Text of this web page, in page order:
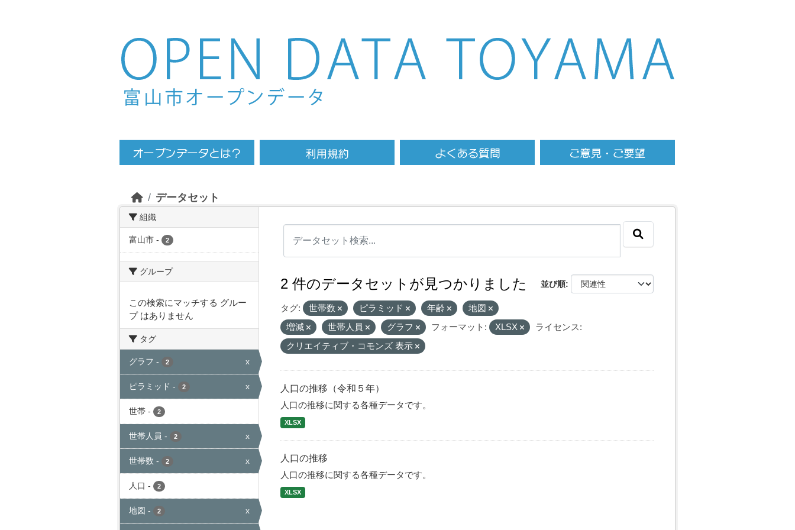
Skip to main content
データセット
組織
富山市 - 2
グループ
この検索にマッチする グルー
プ はありません
タグ
グラフ - 2 x
ピラミッド - 2 x
世帯 - 2
世帯人員 - 2 x
世帯数 - 2 x
人口 - 2
地図 - 2 x
並び順
2 件のデータセットが見つかりました
タグ: 世帯数 ピラミッド 年齢
地図
増減
世帯人員 グラフ フォーマット: XLSX
ライセンス:
クリエイティブ・コモンズ 表示
人口の推移（令和５年）
人口の推移に関する各種データです。
XLSX
人口の推移
人口の推移に関する各種データです。
XLSX